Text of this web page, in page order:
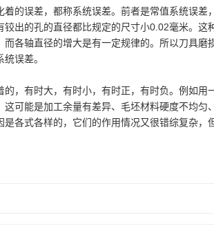
的误差，都称系统误差。前者是常值系统误差
出的孔的直径都比规定的尺寸小0.02毫米。这
各轴直径的增大是有一定规律的。所以刀具磨
误差。
，有时大，有时小，有时正，有时负。例如用
可能是加工余量有差异、毛坯材料硬度不均匀
各式各样的，它们的作用情况又很错综复杂，